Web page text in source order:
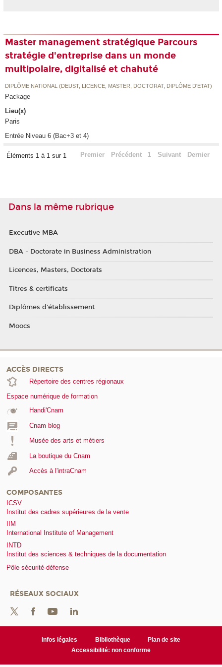
Master management stratégique Parcours
stratégie d'entreprise dans un monde
multipolaire, digitalisé et chahuté
DIPLÔME NATIONAL (DEUST, LICENCE, MASTER, DOCTORAT, DIPLÔME D'ETAT)
Package
Lieu(x)
Paris
Entrée Niveau 6 (Bac+3 et 4)
Éléments 1 à 1 sur 1 Premier Précédent 1 Suivant Dernier
Dans la même rubrique
Executive MBA
DBA - Doctorate in Business Administration
Licences, Masters, Doctorats
Titres & certificats
Diplômes d'établissement
Moocs
ACCÈS DIRECTS
Répertoire des centres régionaux
Espace numérique de formation
Handi'Cnam
Cnam blog
Musée des arts et métiers
La boutique du Cnam
Accès à l'intraCnam
COMPOSANTES
ICSV
Institut des cadres supérieures de la vente
IIM
International Institute of Management
INTD
Institut des sciences & techniques de la documentation
Pôle sécurité-défense
RÉSEAUX SOCIAUX
Infos légales Bibliothèque
Plan de site
Accessibilité: non conforme